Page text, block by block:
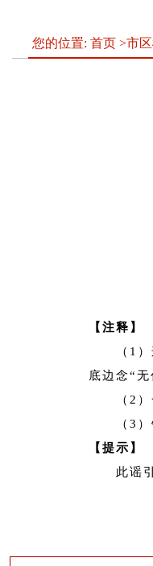
您的位置: 首页 >市
【注释】
（1
底边念“
（2
（3
【提示】
此谣